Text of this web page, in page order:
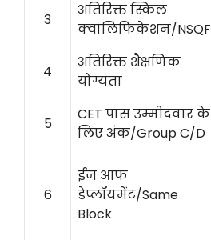
3
अतिरिक्त स्किल
क्वालिफिकेशन/NSQF
4
अतिरिक्त शैक्षणिक
योग्यता
5
CET पास उम्मीदवार के
लिए अंक/Group C/D
6
ईज आफ
डेप्लॉयमेंट/Same
Block